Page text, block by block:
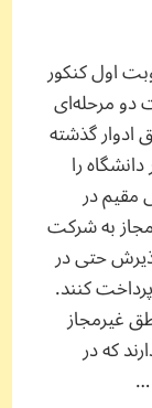
اول کنکور
دو مرحله‌ای
ادوار گذشته
را
مقیم در
به شرکت
حتی در
کنند.
غیرمجاز
که در